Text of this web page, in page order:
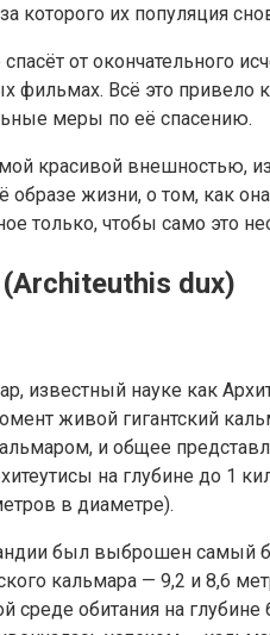
которого их популяция
от окончательного
фильмах. Всё это
меры по её спасению.
красивой внешностью,
образе жизни, о том, как
только, чтобы само это
dux)
известный науке как
живой гигантский
и общее
на глубине до 1
в диаметре).
был выброшен самый
кальмара — 9,2 и 8,6
среде обитания на